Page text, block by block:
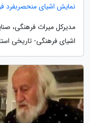
نمایش اشیای منحصربفرد
مدیرکل میراث فرهنگی،
اشیای فرهنگی- تاریخی